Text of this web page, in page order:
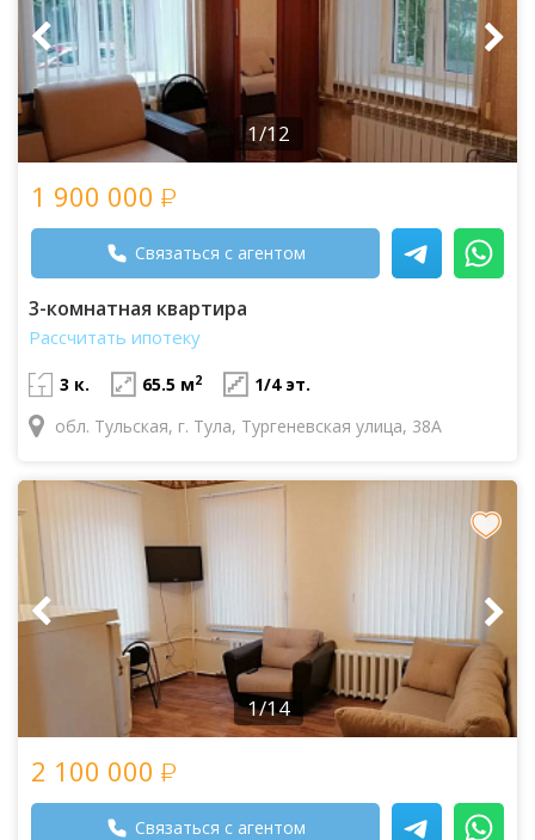
1/12
1 900 000
Связаться с агентом
3-комнатная квартира
Рассчитать ипотеку
3 к. 65.5 м2
1/4 эт.
обл. Тульская, г. Тула, Тургеневская улица, 38А
1/14
2 100 000
Связаться с агентом